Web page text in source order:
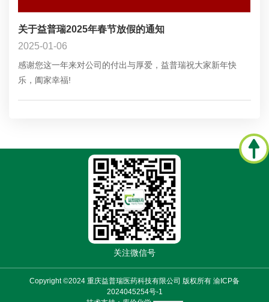
关于益普瑞2025年春节放假的通知
2025-01-06
感谢您这一年来对公司的付出与厚爱，益普瑞祝大家新年快
乐，阖家幸福!
关注微信号
Copyright ©2024 重庆益普瑞医药科技有限公司 版权所有 渝ICP备
2024045254号-1